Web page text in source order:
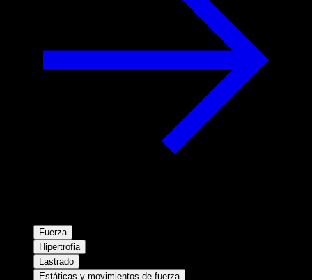
Fuerza
Hipertrofia
Lastrado
Estáticas y movimientos de fuerza